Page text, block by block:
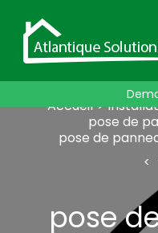
Accueil
pose de
pose de
pose